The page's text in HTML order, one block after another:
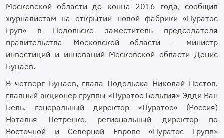
Московской области до конца 2016 года, сообщил
журналистам на открытии новой фабрики «Пуратос
Груп» в Подольске заместитель председателя
правительства Московской области – министр
инвестиций и инноваций Московской области Денис
Буцаев.
В четверг Буцаев, глава Подольска Николай Пестов,
главный акционер группы «Пуратос Бельгия» Эдди Ван
Бель, генеральный директор «Пуратос» (Россия)
Наталья Петренко, региональный директор по
Восточной и Северной Европе «Пуратос Групп»